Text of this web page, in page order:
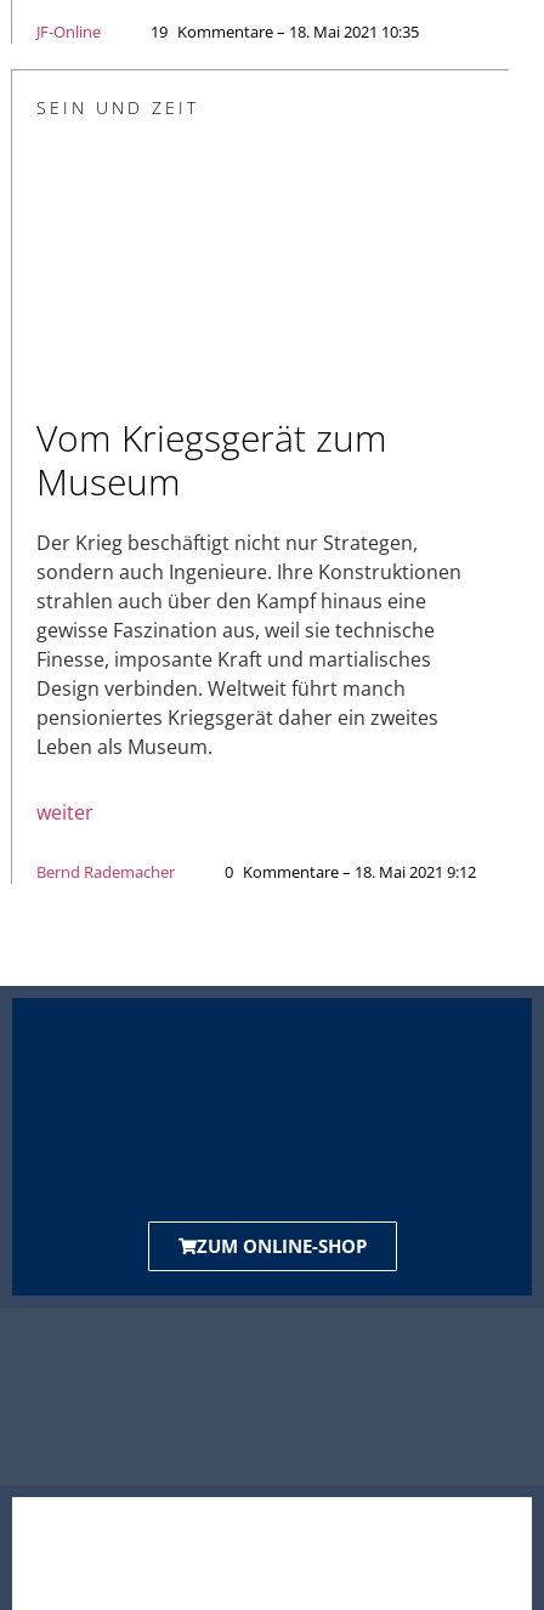
JF-Online 19 Kommentare – 18. Mai 2021 10:35
SEIN UND ZEIT
Vom Kriegsgerät zum
Museum
Der Krieg beschäftigt nicht nur Strategen,
sondern auch Ingenieure. Ihre Konstruktionen
strahlen auch über den Kampf hinaus eine
gewisse Faszination aus, weil sie technische
Finesse, imposante Kraft und martialisches
Design verbinden. Weltweit führt manch
pensioniertes Kriegsgerät daher ein zweites
Leben als Museum.
weiter
Bernd Rademacher 0 Kommentare – 18. Mai 2021 9:12
ZUM ONLINE-SHOP